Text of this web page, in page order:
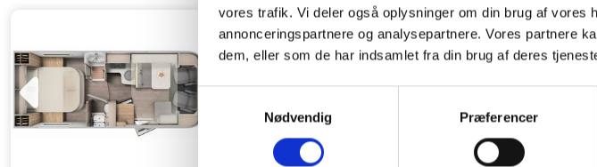
vores trafik. Vi deler også oplysninger om din brug af vores
annonceringspartnere og analysepartnere. Vores partnere
dem, eller som de har indsamlet fra din brug af deres
Nødvendig
Præferencer